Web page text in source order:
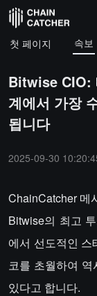
첫 페이지 속보
Bitwise CIO:
계에서 가장
됩니다
2025-09-30
ChainCatcher 메
Bitwise의 최고
에서 선도적인 스
코를 초월하여
있다고 합니다.